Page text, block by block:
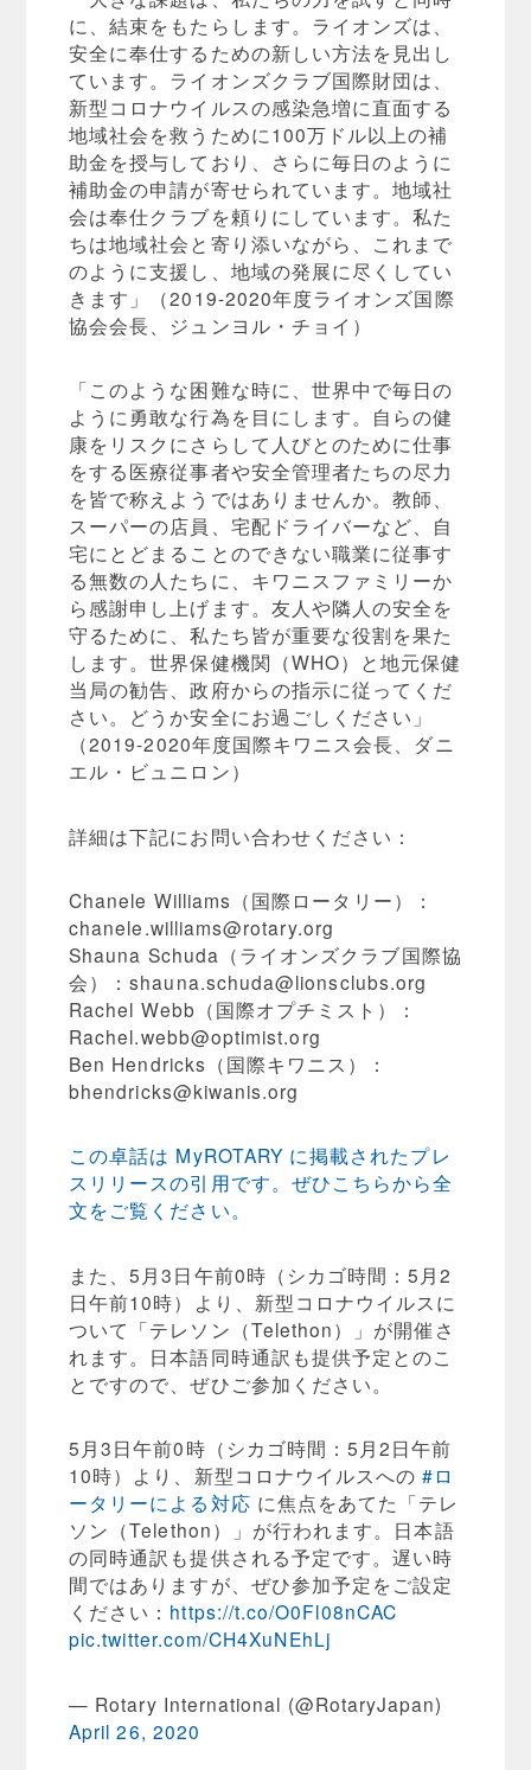
に、結束をもたらします。ライオンズは、
安全に奉仕するための新しい方法を見出し
ています。ライオンズクラブ国際財団は、
新型コロナウイルスの感染急増に直面する
地域社会を救うために100万ドル以上の補
助金を授与しており、さらに毎日のように
補助金の申請が寄せられています。地域社
会は奉仕クラブを頼りにしています。私た
ちは地域社会と寄り添いながら、これまで
のように支援し、地域の発展に尽くしてい
きます」（2019-2020年度ライオンズ国際
協会会長、ジュンヨル・チョイ）
「このような困難な時に、世界中で毎日の
ように勇敢な行為を目にします。自らの健
康をリスクにさらして人びとのために仕事
をする医療従事者や安全管理者たちの尽力
を皆で称えようではありませんか。教師、
スーパーの店員、宅配ドライバーなど、自
宅にとどまることのできない職業に従事す
る無数の人たちに、キワニスファミリーか
ら感謝申し上げます。友人や隣人の安全を
守るために、私たち皆が重要な役割を果た
します。世界保健機関（WHO）と地元保健
当局の勧告、政府からの指示に従ってくだ
さい。どうか安全にお過ごしください」
（2019-2020年度国際キワニス会長、ダニ
エル・ビュニロン）
詳細は下記にお問い合わせください：
Chanele Williams（国際ロータリー）：
chanele.williams@rotary.org
Shauna Schuda（ライオンズクラブ国際協
会）：shauna.schuda@lionsclubs.org
Rachel Webb（国際オプチミスト）：
Rachel.webb@optimist.org
Ben Hendricks（国際キワニス）：
bhendricks@kiwanis.org
この卓話は MyROTARY に掲載されたプレ
スリリースの引用です。ぜひこちらから全
文をご覧ください。
また、5月3日午前0時（シカゴ時間：5月2
日午前10時）より、新型コロナウイルスに
ついて「テレソン（Telethon）」が開催さ
れます。日本語同時通訳も提供予定とのこ
とですので、ぜひご参加ください。
5月3日午前0時（シカゴ時間：5月2日午前
10時）より、新型コロナウイルスへの#ロ
ータリーによる対応 に焦点をあてた「テレ
ソン（Telethon）」が行われます。日本語
の同時通訳も提供される予定です。遅い時
間ではありますが、ぜひ参加予定をご設定
ください： https://t.co/O0Fl08nCAC
pic.twitter.com/CH4XuNEhLj
— Rotary International (@RotaryJapan)
April 26, 2020